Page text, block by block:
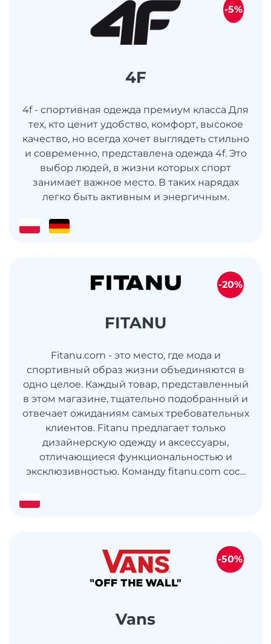
4F
4f - спортивная одежда премиум класса Для
тех, кто ценит удобство, комфорт, высокое
качество, но всегда хочет выглядеть стильно
и современно, представлена одежда 4f. Это
выбор людей, в жизни которых спорт
занимает важное место. В таких нарядах
легко быть активным и энергичным.
-5%
FITANU
Fitanu.com - это место, где мода и
спортивный образ жизни объединяются в
одно целое. Каждый товар, представленный
в этом магазине, тщательно подобранный и
отвечает ожиданиям самых требовательных
клиентов. Fitanu предлагает только
дизайнерскую одежду и аксессуары,
отличающиеся функциональностью и
эксклюзивностью. Команду fitanu.com сос...
-20%
Vans
-50%